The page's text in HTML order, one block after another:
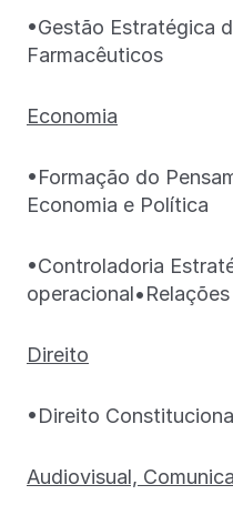
•Gestão Estratégica
Farmacêuticos
Economia
•Formação do
Economia e Política
•Controladoria
Direito
•Direito
Audiovisual,